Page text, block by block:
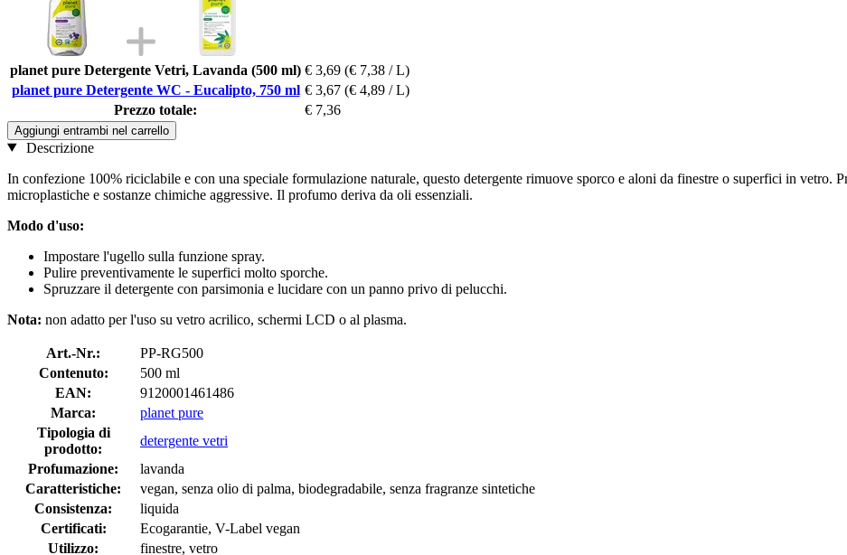
planet pure Detergente Vetri, Lavanda (500 ml) € 3,69 (€ 7,38 / L)
planet pure Detergente WC - Eucalipto, 750 ml € 3,67 (€ 4,89 / L)
Prezzo totale:
€ 7,36
Aggiungi entrambi nel carrello
Descrizione
In confezione 100% riciclabile e con una speciale formulazione naturale, questo detergente rimuove sporco e aloni da finestre o superfici in vetro.
microplastiche e sostanze chimiche aggressive. Il profumo deriva da oli essenziali.
Modo d'uso:
Impostare l'ugello sulla funzione spray.
Pulire preventivamente le superfici molto sporche.
Spruzzare il detergente con parsimonia e lucidare con un panno privo di pelucchi.
Nota: non adatto per l'uso su vetro acrilico, schermi LCD o al plasma.
Art.-Nr.:
PP-RG500
Contenuto:
500 ml
EAN:
9120001461486
Marca:
planet pure
Tipologia di
prodotto:
detergente vetri
Profumazione:
lavanda
Caratteristiche:
vegan, senza olio di palma, biodegradabile, senza fragranze sintetiche
Consistenza:
liquida
Certificati:
Ecogarantie, V-Label vegan
Utilizzo:
finestre, vetro